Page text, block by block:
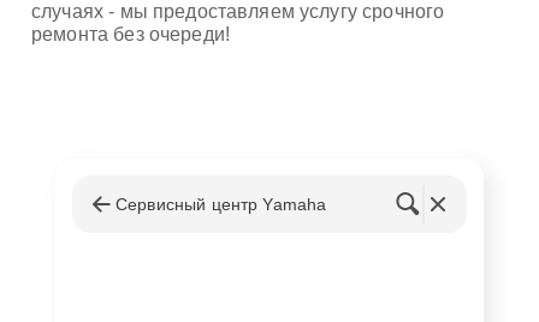
случаях - мы предоставляем услугу срочного
ремонта без очереди!
Сервисный центр Yamaha